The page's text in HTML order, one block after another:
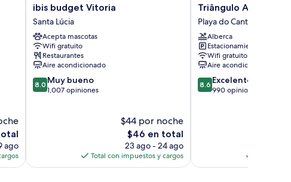
ago
ibis
budget
Vitoria
Santa
Lúcia
ibis budget Vitoria
Santa Lúcia
Acepta mascotas
Wifi gratuito
Restaurantes
Aire acondicionado
8.0
de
8.0 Muy bueno
1,007 opiniones
$44 por noche
El
precio
actual
es
$46 en total
23 ago - 24 ago
Total con impuestos y cargos
Triângulo
Apart
Hotel
Playa
do
Canto
Triângulo Apart
Playa do Canto
Alberca
Estacionamiento gratis
Wifi gratuito
Aire acondicionado
8.6
de
8.6 Excelente
990 opiniones